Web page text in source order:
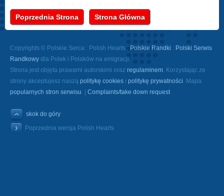
Poprzednia Strona Strona Główna
Copyrights © Polskie Serca : Polish Hearts : Polskie Randki : Polski Serwis
Randkowy dla Polek i Polaków na emigracji.
Strona jest objęta prawami autorskimi oraz regulaminem. Korzystając ze
strony akceptujesz naszą politykę cookies i politykę prywatności. Mapa
popularnych stron serwisu. | Complaints/take down request
skok do góry
Poprzednia wersja Polish Hearts